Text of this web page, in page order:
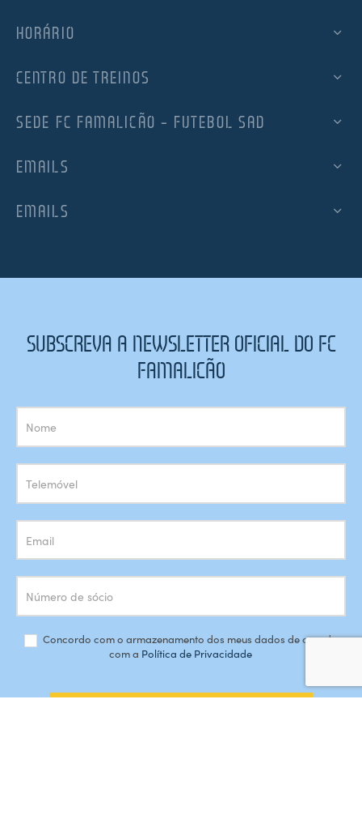
HORÁRIO
CENTRO DE TREINOS
SEDE FC FAMALICÃO – FUTEBOL SAD
EMAILS
EMAILS
SUBSCREVA A NEWSLETTER OFICIAL DO FC
FAMALICÃO
Subscrição
Newsletter
Concordo com o armazenamento dos meus dados de acordo
com a Política de Privacidade